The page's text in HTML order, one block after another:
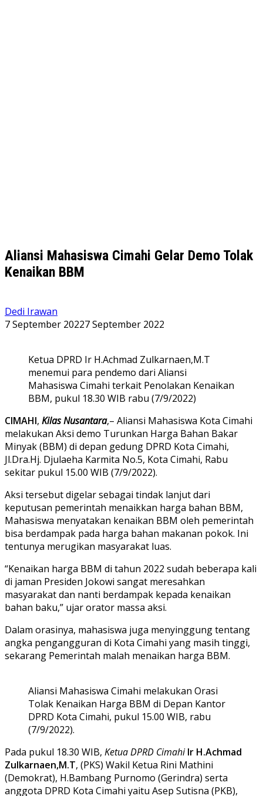
Aliansi Mahasiswa Cimahi Gelar Demo Tolak
Kenaikan BBM
Dedi Irawan
7 September 20227 September 2022
Ketua DPRD Ir H.Achmad Zulkarnaen,M.T
menemui para pendemo dari Aliansi
Mahasiswa Cimahi terkait Penolakan Kenaikan
BBM, pukul 18.30 WIB rabu (7/9/2022)
CIMAHI, Kilas Nusantara,– Aliansi Mahasiswa Kota Cimahi
melakukan Aksi demo Turunkan Harga Bahan Bakar
Minyak (BBM) di depan gedung DPRD Kota Cimahi,
Jl.Dra.Hj. Djulaeha Karmita No.5, Kota Cimahi, Rabu
sekitar pukul 15.00 WIB (7/9/2022).
Aksi tersebut digelar sebagai tindak lanjut dari
keputusan pemerintah menaikkan harga bahan BBM,
Mahasiswa menyatakan kenaikan BBM oleh pemerintah
bisa berdampak pada harga bahan makanan pokok. Ini
tentunya merugikan masyarakat luas.
“Kenaikan harga BBM di tahun 2022 sudah beberapa kali
di jaman Presiden Jokowi sangat meresahkan
masyarakat dan nanti berdampak kepada kenaikan
bahan baku,” ujar orator massa aksi.
Dalam orasinya, mahasiswa juga menyinggung tentang
angka pengangguran di Kota Cimahi yang masih tinggi,
sekarang Pemerintah malah menaikan harga BBM.
Aliansi Mahasiswa Cimahi melakukan Orasi
Tolak Kenaikan Harga BBM di Depan Kantor
DPRD Kota Cimahi, pukul 15.00 WIB, rabu
(7/9/2022).
Pada pukul 18.30 WIB, Ketua DPRD Cimahi Ir H.Achmad
Zulkarnaen,M.T, (PKS) Wakil Ketua Rini Mathini
(Demokrat), H.Bambang Purnomo (Gerindra) serta
anggota DPRD Kota Cimahi yaitu Asep Sutisna (PKB),